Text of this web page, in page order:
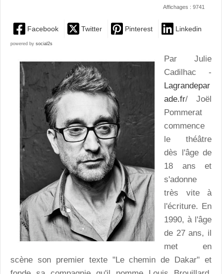
Affichages : 9741
Facebook Twitter Pinterest Linkedin
powered by social2s
Par Julie
Cadilhac -
Lagrandepar
ade.fr/ Joël
Pommerat
commence
le théâtre
dès l'âge de
18 ans et
s'adonne
très vite à
l'écriture. En
1990, à l'âge
de 27 ans, il
met en
scène son premier texte "Le chemin de Dakar" et